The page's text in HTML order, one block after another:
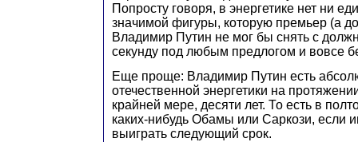
Попросту говоря, в энергетике нет ни
значимой фигуры, которую премьер (а до
Владимир Путин не мог бы снять с
секунду под любым предлогом и вовсе
Еще проще: Владимир Путин есть
отечественной энергетики на
крайней мере, десяти лет. То есть в
каких-нибудь Обамы или Саркози, если
выиграть следующий срок.